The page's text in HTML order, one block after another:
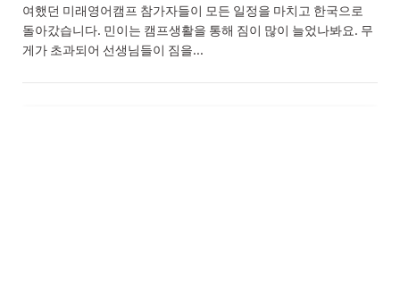
여했던 미래영어캠프 참가자들이 모든 일정을 마치고 한국으로
돌아갔습니다. 민이는 캠프생활을 통해 짐이 많이 늘었나봐요. 무
게가 초과되어 선생님들이 짐을…